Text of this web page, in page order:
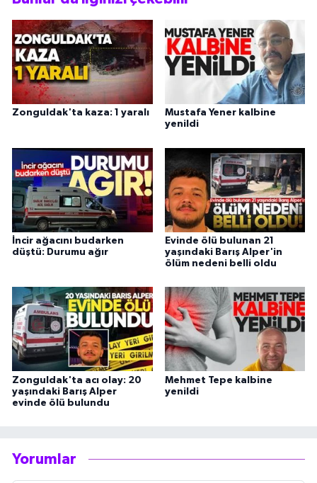
Zonguldak'ta kaza: 1 yaralı
Mustafa Yener kalbine
yenildi
İncir ağacını budarken
düştü: Durumu ağır
Evinde ölü bulunan 21
yaşındaki Barış Alper'in
ölüm nedeni belli oldu
Zonguldak'ta acı olay: 20
yaşındaki Barış Alper
evinde ölü bulundu
Mehmet Tepe kalbine
yenildi
Yorumlar